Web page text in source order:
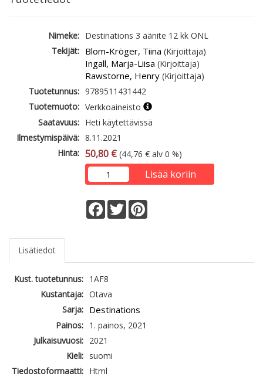
Nimeke: Destinations 3 äänite 12 kk ONL
Tekijät: Blom-Kröger, Tiina (Kirjoittaja)
Ingall, Marja-Liisa (Kirjoittaja)
Rawstorne, Henry (Kirjoittaja)
Tuotetunnus: 9789511431442
Tuotemuoto: Verkkoaineisto
Saatavuus: Heti käytettävissä
Ilmestymispäivä: 8.11.2021
Hinta: 50,80 € (44,76 € alv 0 %)
Lisää koriin
Facebook
Twitter
Lisätiedot
Kust. tuotetunnus: 1AF8
Kustantaja: Otava
Sarja: Destinations
Painos: 1. painos, 2021
Julkaisuvuosi: 2021
Kieli: suomi
Tiedostoformaatti: Html